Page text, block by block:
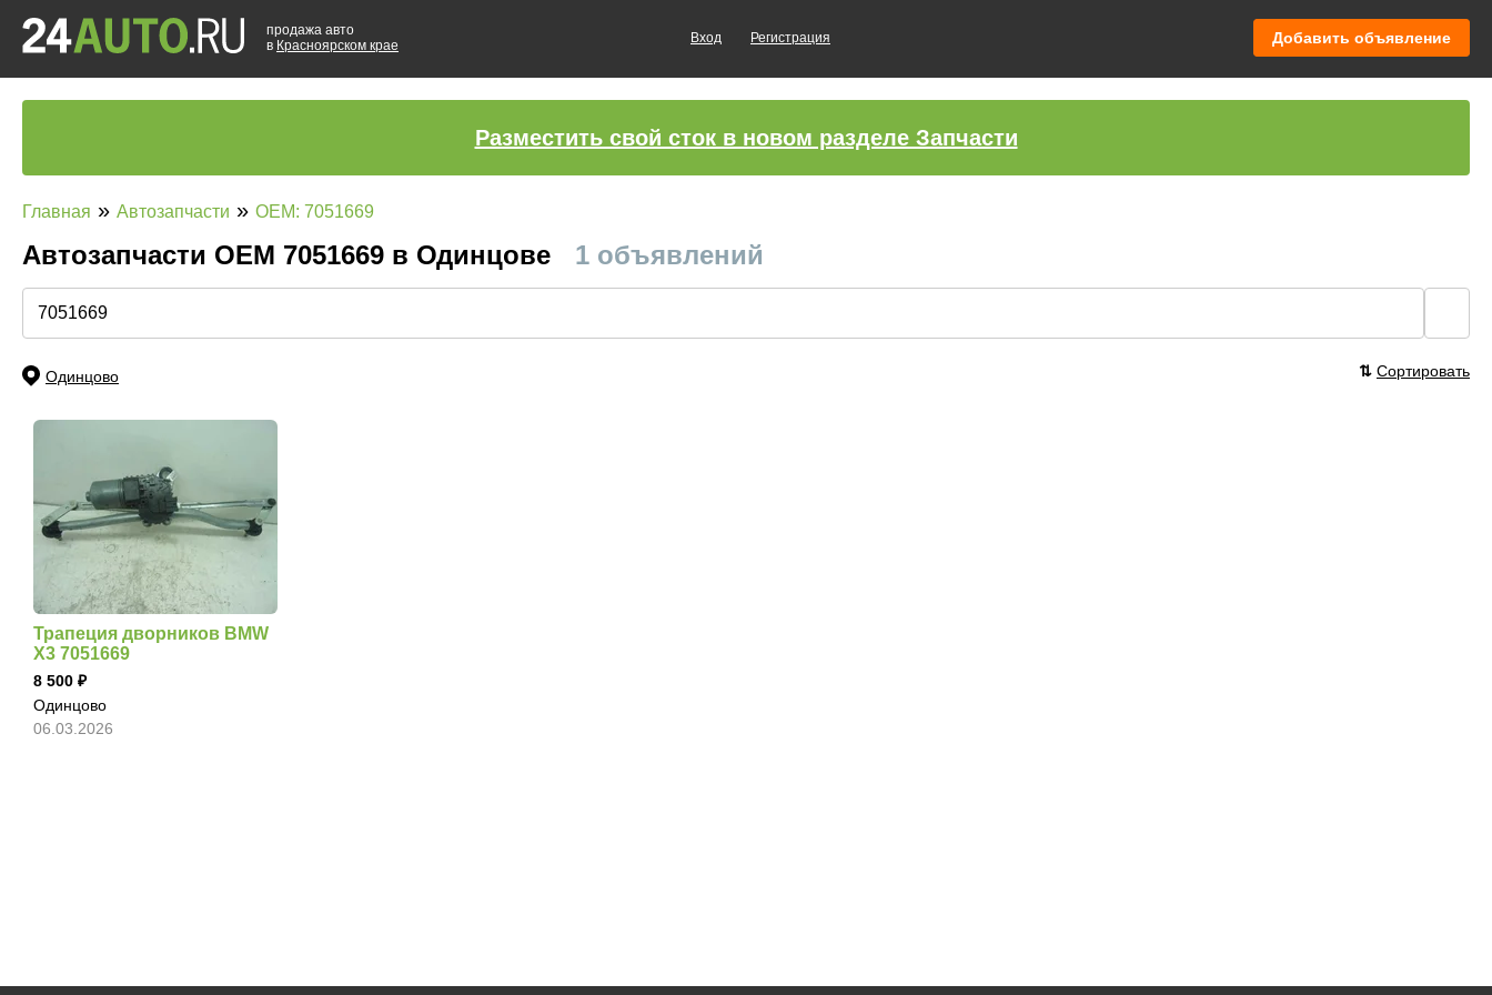
продажа авто
в Красноярском крае
Вход Регистрация Добавить объявление
Разместить свой сток в новом разделе Запчасти
Главная » Автозапчасти » OEM: 7051669
Автозапчасти ОЕМ 7051669 в Одинцове 1 объявлений
Одинцово ⇅ Сортировать
Трапеция дворников BMW
X3 7051669
8 500
Одинцово
06.03.2026